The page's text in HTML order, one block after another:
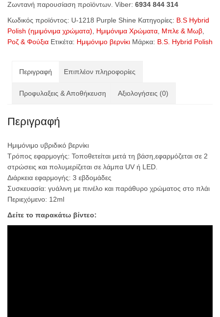
ποσότητα
Ζωντανή παρουσίαση προϊόντων. Viber: 6934 844 314
Κωδικός προϊόντος: U-1218 Purple Shine Κατηγορίες: B.S Hybrid
Polish (ημιμόνιμα χρώματα)
Ημιμόνιμα Χρώματα Μπλε & Μωβ
Ροζ & Φούξια Ετικέτα: Ημιμόνιμο βερνίκι Μάρκα: B.S. Hybrid Polish
Περιγραφή Επιπλέον πληροφορίες
Προφυλαξεις & Αποθήκευση Αξιολογήσεις (0)
Περιγραφή
Ημιμόνιμο υβριδικό βερνίκι
Τρόπος εφαρμογής: Τοποθετείται μετά τη βάση,εφαρμόζεται σε 2
στρώσεις και πολυμερίζεται σε λάμπα UV ή LED.
Διάρκεια εφαρμογής: 3 εβδομάδες
Συσκευασία: γυάλινη με πινέλο και παράθυρο χρώματος στο πλάι
Περιεχόμενο: 12ml
Δείτε το παρακάτω βίντεο: